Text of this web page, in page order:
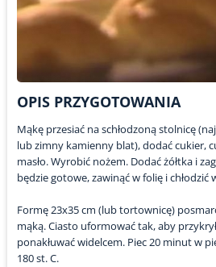
OPIS PRZYGOTOWANIA
Mąkę przesiać na schłodzoną stolnicę
lub zimny kamienny blat), dodać cukier,
masło. Wyrobić nożem. Dodać żółtka i
będzie gotowe, zawinąć w folię i chłodzić
Formę 23x35 cm (lub tortownicę)
mąką. Ciasto uformować tak, aby
ponakłuwać widelcem. Piec 20 minut w
180 st. C.